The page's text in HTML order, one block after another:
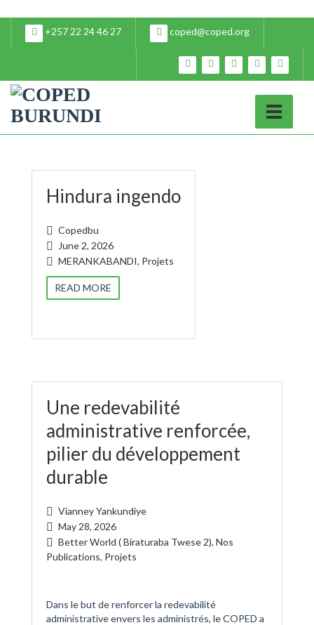
+257 22 24 46 27 coped@coped.org
Hindura ingendo
Copedbu
June 2, 2026
MERANKABANDI, Projets
READ MORE
Une redevabilité
administrative renforcée,
pilier du développement
durable
Vianney Yankundiye
May 28, 2026
Better World ( Biraturaba Twese 2), Nos
Publications, Projets
Dans le but de renforcer la redevabilité
administrative envers les administrés, le COPED a